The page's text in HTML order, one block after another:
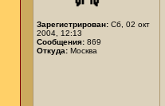
Зарегистрирован: Сб, 02 окт
2004, 12:13
Сообщения: 869
Откуда: Москва